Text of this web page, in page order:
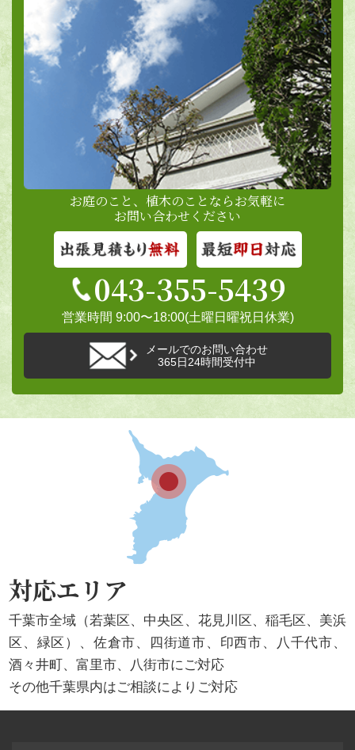
お庭のこと、植木のことならお気軽に
お問い合わせください
043-355-5439
営業時間 9:00〜18:00(土曜日曜祝日休業)
メールでのお問い合わせ
365日24時間受付中
対応エリア
千葉市全域（若葉区、中央区、花見川区、稲毛区、美浜
区、緑区）、佐倉市、四街道市、印西市、八千代市、
酒々井町、富里市、八街市にご対応
その他千葉県内はご相談によりご対応